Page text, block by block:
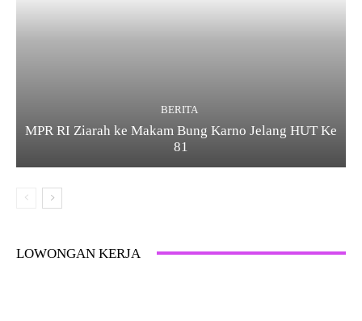
BERITA
MPR RI Ziarah ke Makam Bung Karno Jelang HUT Ke
81
LOWONGAN KERJA